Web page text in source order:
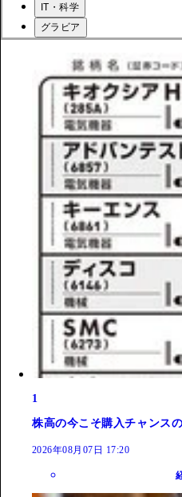
IT・科学
グラビア
1
株高の今こそ購入チャンス
2026年08月07日 17:20